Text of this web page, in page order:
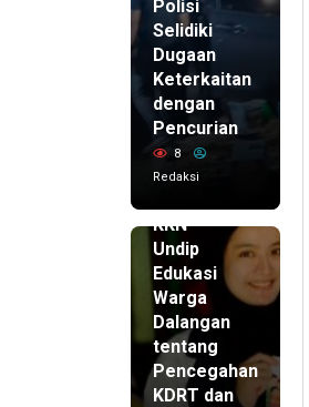
Polisi
Selidiki
Dugaan
Keterkaitan
dengan
Pencurian
8
Redaksi
KKN
Undip
Edukasi
Warga
Dalangan
tentang
Pencegahan
KDRT dan